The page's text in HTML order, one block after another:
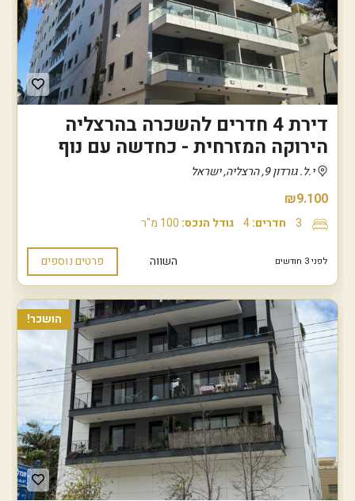
דירת 4 חדרים להשכרה בהרצליה
הירוקה המזרחית - כחדשה עם נוף
י.ל. גורדון 9, הרצליה, ישראל
₪9.100
3 חדרים:4 גודל הנכס: 100 מ"ר
לפני 3 חודשים השווה פרטים נוספים
הושכר!